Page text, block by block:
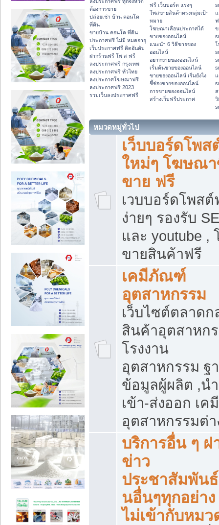
ต้องการขาย
ปล่อยเช่า บ้าน คอนโด
ที่ดิน
ขายบ้าน คอนโด ที่ดิน
ประกาศฟรี ไม่มี หมดอายุ
เว็บประกาศฟรี ติดอันดับ
ฝากร้านฟรี โพ ส ฟรี
ลงประกาศฟรี กรุงเทพ
ลงประกาศฟรี ทั่วไทย
ลงประกาศโฆษณาฟรี
ลงประกาศฟรี 2023
รวมเว็บลงประกาศฟรี
ฟรี เว็บบอร์ด แรงๆ
โพสขายสินค้าตรงกลุ่มเป้า
หมาย
โฆษณาเลื่อนประกาศได้
ขายของออนไลน์
แนะนำ 6 วิธีขายของ
ออนไลน์
อยากขายของออนไลน์
เริ่มต้นขายของออนไลน์
ขายของออนไลน์ เริ่มยังไง
ชี้ช่องขายของออนไลน์
การขายของออนไลน์
สร้างเว็บฟรีประกาศ
ข
โ
ส
วิ
หมวดหมู่ทั่วไป
เว็บบอร์ดโพส
ใหม่ๆ โฆษณ
ขาย ฟรี
เวบบอร์ดโพสต์
ง่ายๆ รองรับ
และ youtube ,
ขายสินค้าฟรี
เคมีภัณฑ์
อุตสาหกรรม
เว็บไซต์ตลาดก
สินค้าอุตสาหก
โรงงาน
อุตสาหกรรม ฐ
ข้อมูลผู้ผลิต ,นำ
เข้า-ส่งออก เคมี
อุตสาหกรรมต่า
บริการอื่น ๆ ฝ
ข่าว
ประชาสัมพัน
นอื่นๆทุกอย่า
ไม่เข้ากับหมว